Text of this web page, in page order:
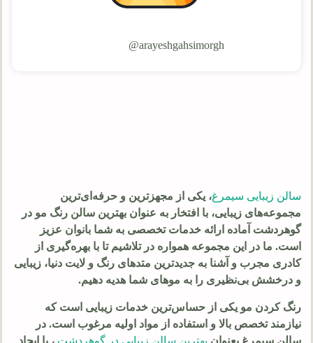
arayeshgahsimorgh@
سالن زیبایی سیمرغ، یکی از مجهزترین و حرفه‌ای‌ترین
مجموعه‌های زیبایی، با افتخار به عنوان بهترین سالن رنگ مو در
گوهردشت آماده ارائه خدمات تخصصی به شما بانوان عزیز
است. ما در این مجموعه همواره در تلاشیم تا با بهره‌گیری از
کادری مجرب و آشنا به جدیدترین متدهای رنگ و لایت دنیا، زیبایی
و درخشش بی‌نظیری را به موهای شما هدیه دهیم.
رنگ کردن مو یکی از حساس‌ترین خدمات زیبایی است که
نیازمند تخصص بالا و استفاده از مواد اولیه مرغوب است. در
سالن سیمرغ بعنوان بهترین سالن زیبایی در گوهردشت ، با ایجاد